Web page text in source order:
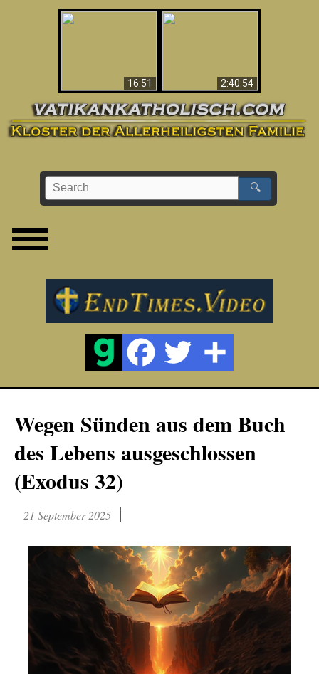
16:51
2:40:54
🔍
Wegen Sünden aus dem Buch
des Lebens ausgeschlossen
(Exodus 32)
21 September 2025